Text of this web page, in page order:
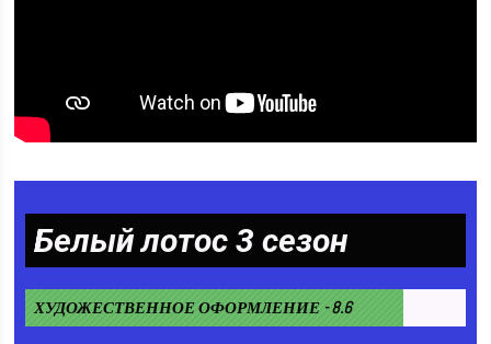
Белый лотос 3 сезон
ХУДОЖЕСТВЕННОЕ ОФОРМЛЕНИЕ - 8.6